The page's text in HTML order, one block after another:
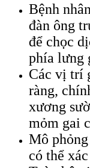
Bệnh
đàn ông
để chọc
phía lưng
Các vị trí
ràng,
xương
mỏm gai
Mô
có thể